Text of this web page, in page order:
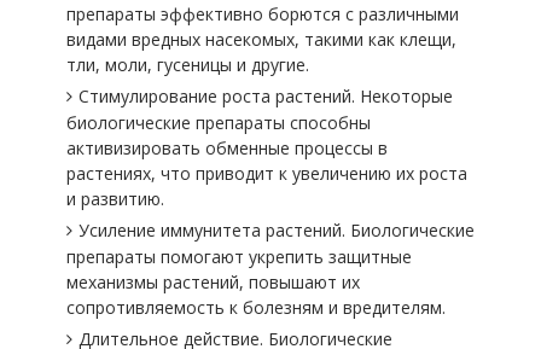
препараты эффективно борются с различными
видами вредных насекомых, такими как клещи,
тли, моли, гусеницы и другие.
Стимулирование роста растений. Некоторые
биологические препараты способны
активизировать обменные процессы в
растениях, что приводит к увеличению их роста
и развитию.
Усиление иммунитета растений. Биологические
препараты помогают укрепить защитные
механизмы растений, повышают их
сопротивляемость к болезням и вредителям.
Длительное действие. Биологические